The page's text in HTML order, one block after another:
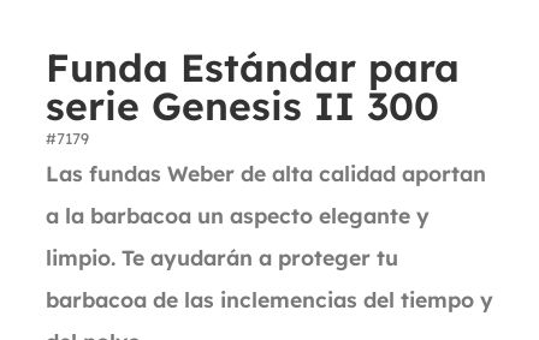
Funda Estándar para
serie Genesis II 300
#7179
Las fundas Weber de alta calidad aportan
a la barbacoa un aspecto elegante y
limpio. Te ayudarán a proteger tu
barbacoa de las inclemencias del tiempo y